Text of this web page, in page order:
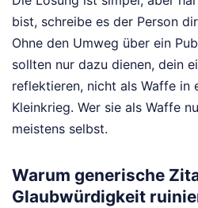
bist, schreibe es der Person
Ohne den Umweg über ein
sollten nur dazu dienen, dein
reflektieren, nicht als Waffe in
Kleinkrieg. Wer sie als Waffe
meistens selbst.
Warum generische
Glaubwürdigkeit